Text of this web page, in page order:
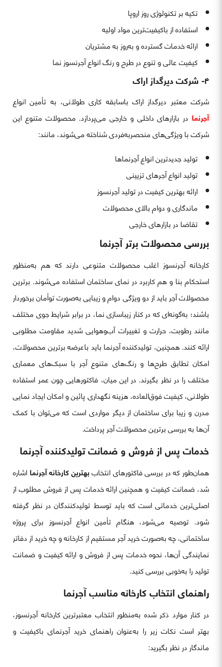
تکیه بر تکنولوژی روز اروپا
استفاده از باکیفیت‌ترین مواد اولیه
ارائه خدمات گسترده و به‌روز به مشتریان
کیفیت عالی و تنوع در طرح و رنگ انواع آجرنسوز نما
۴- شرکت دیرگداز اراک
شرکت معتبر دیرگداز اراک باسابقه کاری طولانی، به تأمین انواع
آجرنما در بازارهای داخلی و خارجی می‌پردازد. محصولات متنوع این
شرکت با ویژگی‌های منحصربه‌فردی شناخته می‌شوند، مانند:
تولید جدیدترین انواع آجرنماها
تولید انواع آجرهای تزیینی
ارائه بهترین کیفیت در تولید آجرنسوز
ماندگاری و دوام بالای محصولات
تقاضا در بازارهای خارجی
بررسی محصولات برتر آجرنما
کارخانه آجرنسوز اغلب محصولات متنوعی دارند که هم به‌منظور
استحکام بنا و هم کاربرد در نمای ساختمان استفاده می‌شوند. برترین
محصولات آجر باید از دو ویژگی دوام و زیبایی به‌صورت توأمان برخوردار
باشند؛ به‌گونه‌ای که در کنار زیباسازی نما، در برابر شرایط جوی مختلف
مانند رطوبت، حرارت و تغییرات آب‌وهوایی شدید مقاومت مطلوبی
ارائه کنند. همچنین، تولیدکننده آجرنما باید باعرضه برترین محصولات،
امکان تطابق طرح‌ها و رنگ‌های متنوع آجر با سبک‌های معماری
مختلف را در نظر بگیرند. در این میان، فاکتورهایی چون عمر استفاده
طولانی، کیفیت فوق‌العاده، هزینه نگهداری پائین و امکان ایجاد نمایی
مدرن و زیبا برای ساختمان از دیگر مواردی است که می‌توان با کمک
آن‌ها به بررسی برترین محصولات آجر پرداخت.
خدمات پس از فروش و ضمانت تولیدکننده آجرنما
همان‌طور که در بررسی فاکتورهای انتخاببهترین کارخانه آجرنمااشاره
شد، ضمانت کیفیت و همچنین ارائه خدمات پس از فروش مطلوب از
اصلی‌ترین خدماتی است که باید توسط تولیدکنندگان در نظر گرفته
شود. توصیه می‌شود، هنگام تأمین انواع آجرنسوز برای پروژه
ساختمانی، چه به‌صورت خرید آجر مستقیم از کارخانه و چه خرید از دفاتر
نمایندگی آن‌ها، نحوه خدمات پس از فروش و ارائه کیفیت و ضمانت
تولید را به‌خوبی بررسی کنید.
راهنمای انتخاب کارخانه مناسب آجرنما
در کنار موارد ذکر شده به‌منظور انتخاب معتبرترین کارخانه آجرنسوز،
بهتر است نکات زیر را به‌عنوان راهنمای خرید آجرنمای باکیفیت و
ماندگار در نظر بگیرید: